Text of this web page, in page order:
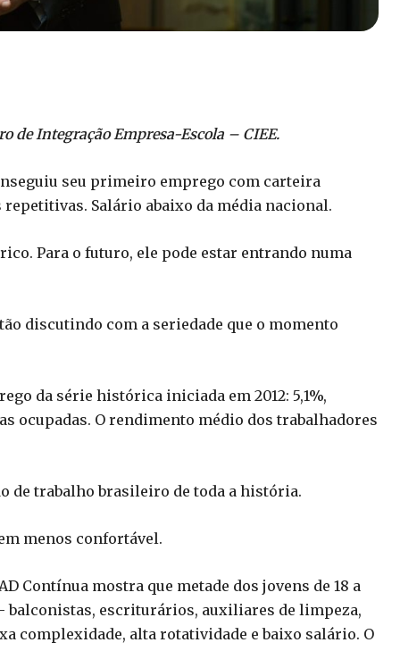
de Integração Empresa-Escola – CIEE.
seu primeiro emprego com carteira
Salário abaixo da média nacional.
Para o futuro, ele pode estar entrando numa
discutindo com a seriedade que o momento
da série histórica iniciada em 2012: 5,1%,
ocupadas. O rendimento médio dos trabalhadores
de trabalho brasileiro de toda a história.
menos confortável.
Contínua mostra que metade dos jovens de 18 a
balconistas, escriturários, auxiliares de limpeza,
complexidade, alta rotatividade e baixo salário. O